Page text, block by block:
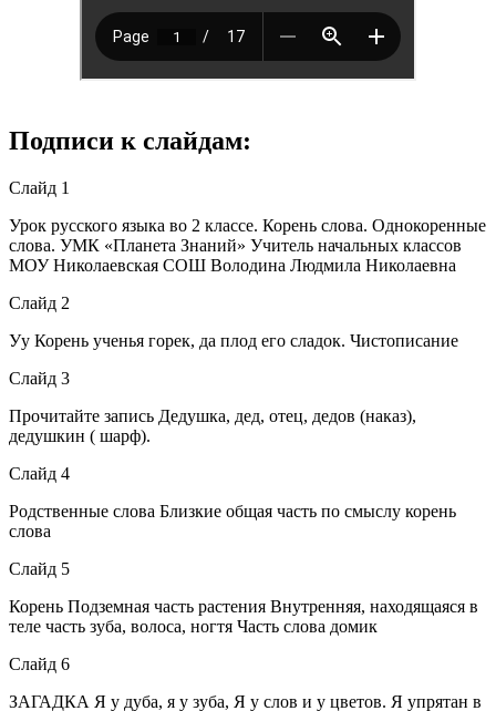
Подписи к слайдам:
Слайд 1
Урок русского языка во 2 классе. Корень слова. Однокоренные
слова. УМК «Планета Знаний» Учитель начальных классов
МОУ Николаевская СОШ Володина Людмила Николаевна
Слайд 2
Уу Корень ученья горек, да плод его сладок. Чистописание
Слайд 3
Прочитайте запись Дедушка, дед, отец, дедов (наказ),
дедушкин ( шарф).
Слайд 4
Родственные слова Близкие общая часть по смыслу корень
слова
Слайд 5
Корень Подземная часть растения Внутренняя, находящаяся в
теле часть зуба, волоса, ногтя Часть слова домик
Слайд 6
ЗАГАДКА Я у дуба, я у зуба, Я у слов и у цветов. Я упрятан в